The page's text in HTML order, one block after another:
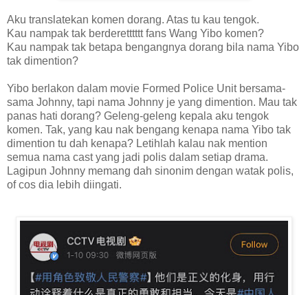
Aku translatekan komen dorang. Atas tu kau tengok.
Kau nampak tak berderetttttt fans Wang Yibo komen?
Kau nampak tak betapa bengangnya dorang bila nama Yibo
tak dimention?
Yibo berlakon dalam movie Formed Police Unit bersama-
sama Johnny, tapi nama Johnny je yang dimention. Mau tak
panas hati dorang? Geleng-geleng kepala aku tengok
komen. Tak, yang kau nak bengang kenapa nama Yibo tak
dimention tu dah kenapa? Letihlah kalau nak mention
semua nama cast yang jadi polis dalam setiap drama.
Lagipun Johnny memang dah sinonim dengan watak polis,
of cos dia lebih diingati.